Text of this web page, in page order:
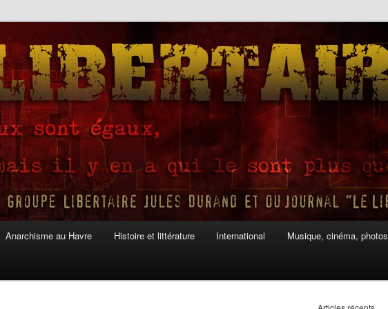
Anarchisme au Havre Histoire et littérature International Musique, cinéma, photos